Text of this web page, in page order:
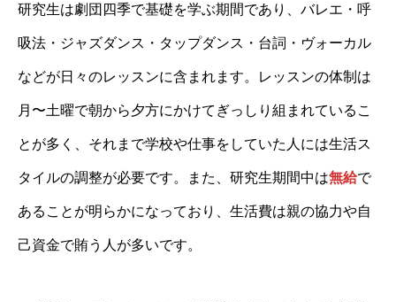
研究生は劇団四季で基礎を学ぶ期間であり、バレエ・呼
吸法・ジャズダンス・タップダンス・台詞・ヴォーカル
などが日々のレッスンに含まれます。レッスンの体制は
月〜土曜で朝から夕方にかけてぎっしり組まれているこ
とが多く、それまで学校や仕事をしていた人には生活ス
タイルの調整が必要です。また、研究生期間中は無給で
あることが明らかになっており、生活費は親の協力や自
己資金で賄う人が多いです。